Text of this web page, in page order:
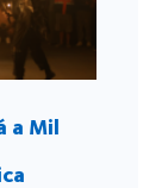
a Mil